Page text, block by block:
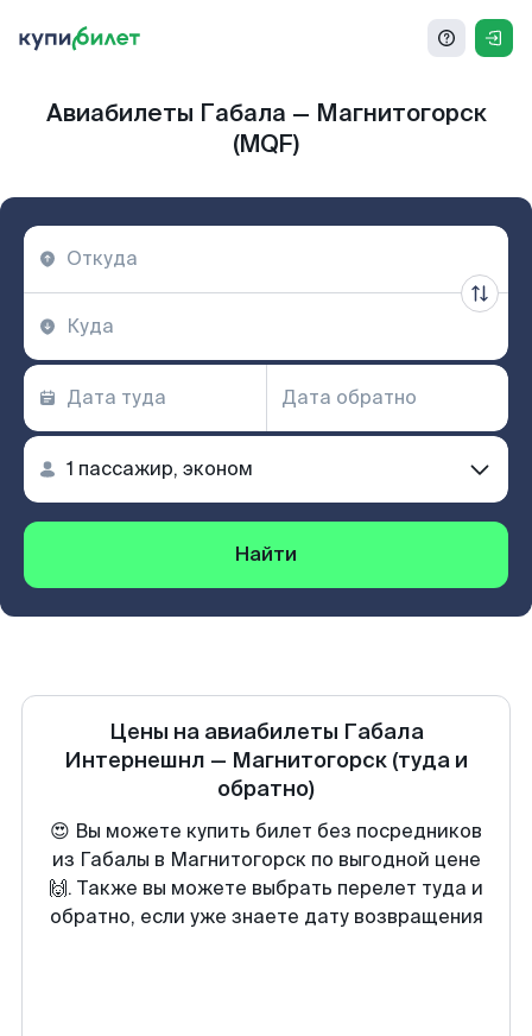
Авиабилеты Габала — Магнитогорск
(MQF)
Найти
Цены на авиабилеты Габала
Интернешнл — Магнитогорск (туда и
обратно)
😍 Вы можете купить билет без посредников
из Габалы в Магнитогорск по выгодной цене
🙌. Также вы можете выбрать перелет туда и
обратно, если уже знаете дату возвращения